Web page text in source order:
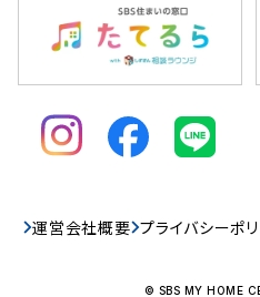
運営会社概要 プライバシーポ
© SBS MY HOME